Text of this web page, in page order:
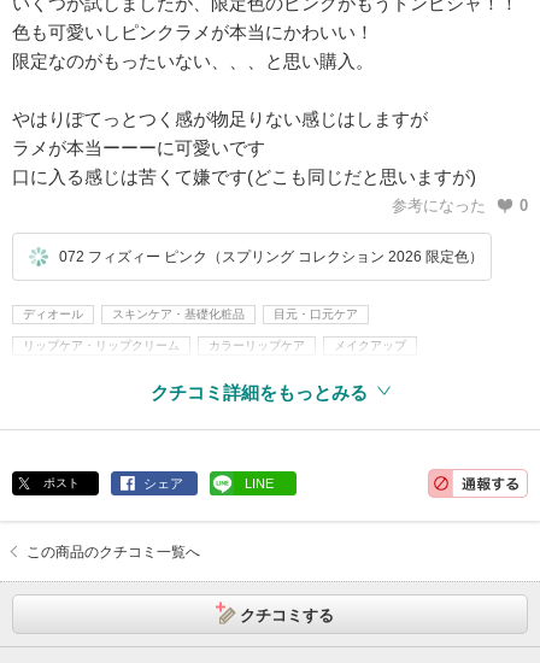
色も可愛いしピンクラメが本当にかわいい！
限定なのがもったいない、、、と思い購入。
やはりぽてっとつく感が物足りない感じはしますが
ラメが本当ーーーに可愛いです
口に入る感じは苦くて嫌です(どこも同じだと思いますが)
参考になった 0
072 フィズィー ピンク（スプリング コレクション 2026 限定色）
ディオール スキンケア・基礎化粧品 目元・口元ケア
リップケア・リップクリーム カラーリップケア メイクアップ
クチコミ詳細をもっとみる
ポスト シェア LINE
この商品のクチコミ一覧へ
クチコミする